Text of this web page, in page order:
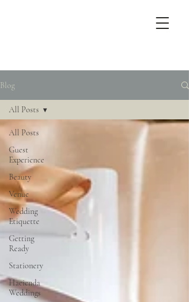
Blog
All Posts
Guest
Experience
Beauty
Venue
Wedding
Etiquette
Getting
Ready
Stationery
Hacienda
Weddings
All Posts